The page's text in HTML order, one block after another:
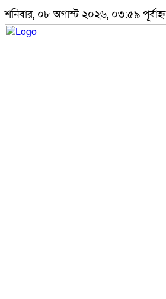
শনিবার, ০৮ অগাস্ট ২০২৬, ০৩:৫৯ পূর্বাহ্ন